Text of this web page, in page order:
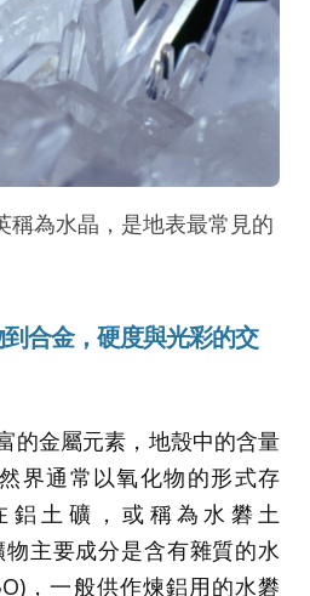
稱為水晶，是地表最常見的
合金，硬度與光彩的交
的金屬元素，地殼中的含量
界通常以氧化物的形式存
鋁土礦，或稱為水礬土
主要成分是含有雜質的水
O)，一般供作煉鋁用的水礬